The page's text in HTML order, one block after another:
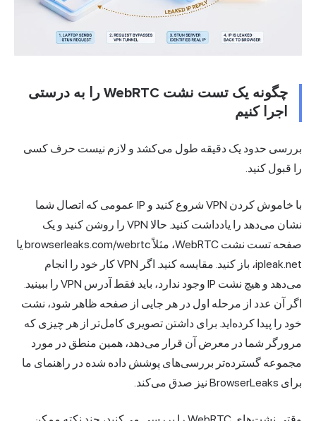
چگونه یک تست نشت WebRTC را به درستی
اجرا کنیم
بررسی حدود یک دقیقه طول می‌کشد و لازم نیست حرف کسی
را قبول کنید.
با خاموش کردن VPN شروع کنید و IP عمومی که اتصال شما
نشان می‌دهد را یادداشت کنید. حالا VPN را روشن کنید و یک
صفحه تست نشت WebRTC، مثلاً browserleaks.com/webrtc یا
ipleak.net، باز کنید. مقایسه کنید. اگر VPN کار خود را انجام
می‌دهد و هیچ نشت IP وجود ندارد، باید فقط آدرس VPN را ببینید.
اگر آن عدد از مرحله اول در هر جایی از صفحه ظاهر شود، نشت
خود را پیدا کرده‌اید. برای داشتن تصویری کامل‌تر از هر چیزی که
مرورگر شما در معرض آن قرار می‌دهد، همین منطق در مورد
مجموعه گسترده‌تر بررسی‌های پوشش داده شده در راهنمای ما
برای BrowserLeaks نیز صدق می‌کند.